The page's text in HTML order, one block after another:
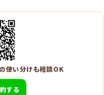
使い分けも相談OK
する